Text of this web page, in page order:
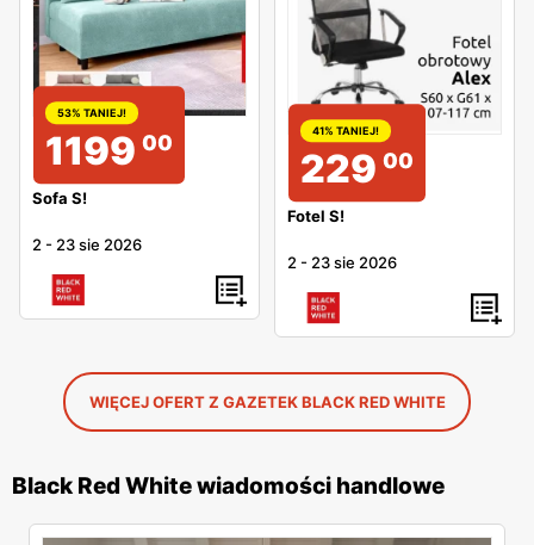
53% TANIEJ!
1199 00
Sofa S!
2 - 23 sie 2026
41% TANIEJ!
229 00
Fotel S!
2 - 23 sie 2026
WIĘCEJ OFERT Z GAZETEK BLACK RED WHITE
Black Red White wiadomości handlowe